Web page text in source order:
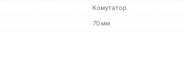
Комутатор
70 мм